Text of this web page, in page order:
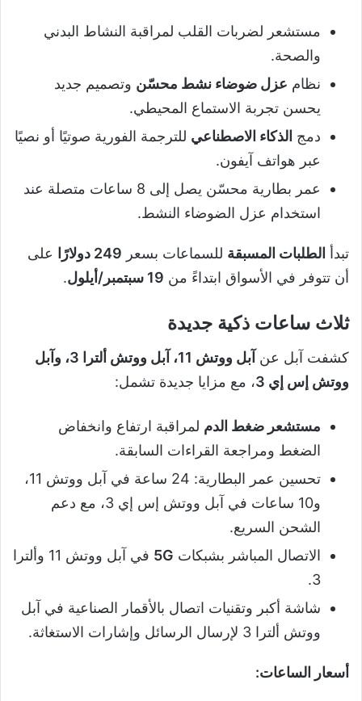
مستشعر لضربات القلب لمراقبة النشاط البدني
والصحة.
نظام عزل ضوضاء نشط محسّن وتصميم جديد
يحسن تجربة الاستماع المحيطي.
دمج الذكاء الاصطناعي للترجمة الفورية صوتيًا أو نصيًا
عبر هواتف آيفون.
عمر بطارية محسّن يصل إلى 8 ساعات متصلة عند
استخدام عزل الضوضاء النشط.
تبدأ الطلبات المسبقة للسماعات بسعر 249 دولارًا
على
أن تتوفر في الأسواق ابتداءً من 19 سبتمبر/أيلول .
ثلاث ساعات ذكية جديدة
كشفت آبل عن
آبل ووتش 11، آبل ووتش ألترا 3، وآبل
ووتش إس إي 3
، مع مزايا جديدة تشمل:
مستشعر ضغط الدم لمراقبة ارتفاع وانخفاض
الضغط ومراجعة القراءات السابقة.
تحسين عمر البطارية: 24 ساعة في آبل ووتش 11،
و10 ساعات في آبل ووتش إس إي 3، مع دعم
الشحن السريع.
الاتصال المباشر بشبكات 5G
في آبل ووتش 11 وألترا
3.
شاشة أكبر وتقنيات اتصال بالأقمار الصناعية في آبل
ووتش ألترا 3 لإرسال الرسائل وإشارات الاستغاثة.
أسعار الساعات: